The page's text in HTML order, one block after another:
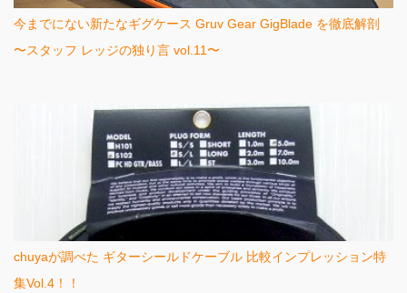
今までにない新たなギグケース Gruv Gear GigBlade を徹底解剖
〜スタッフ レッジの独り言 vol.11〜
chuyaが調べた ギターシールドケーブル 比較インプレッション特
集Vol.4！！